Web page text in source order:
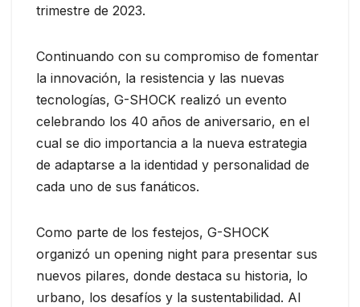
trimestre de 2023.
Continuando con su compromiso de fomentar
la innovación, la resistencia y las nuevas
tecnologías, G-SHOCK realizó un evento
celebrando los 40 años de aniversario, en el
cual se dio importancia a la nueva estrategia
de adaptarse a la identidad y personalidad de
cada uno de sus fanáticos.
Como parte de los festejos, G-SHOCK
organizó un opening night para presentar sus
nuevos pilares, donde destaca su historia, lo
urbano, los desafíos y la sustentabilidad. Al